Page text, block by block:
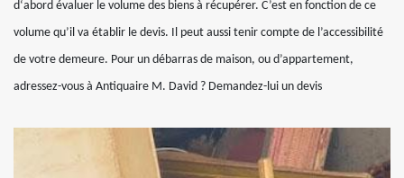
d‘abord évaluer le volume des biens à récupérer. C’est en fonction de ce
volume qu’il va établir le devis. Il peut aussi tenir compte de l’accessibilité
de votre demeure. Pour un débarras de maison, ou d’appartement,
adressez-vous à Antiquaire M. David ? Demandez-lui un devis